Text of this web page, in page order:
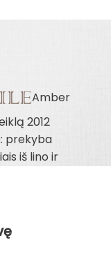
Amber
2012
prekyba
iš lino ir